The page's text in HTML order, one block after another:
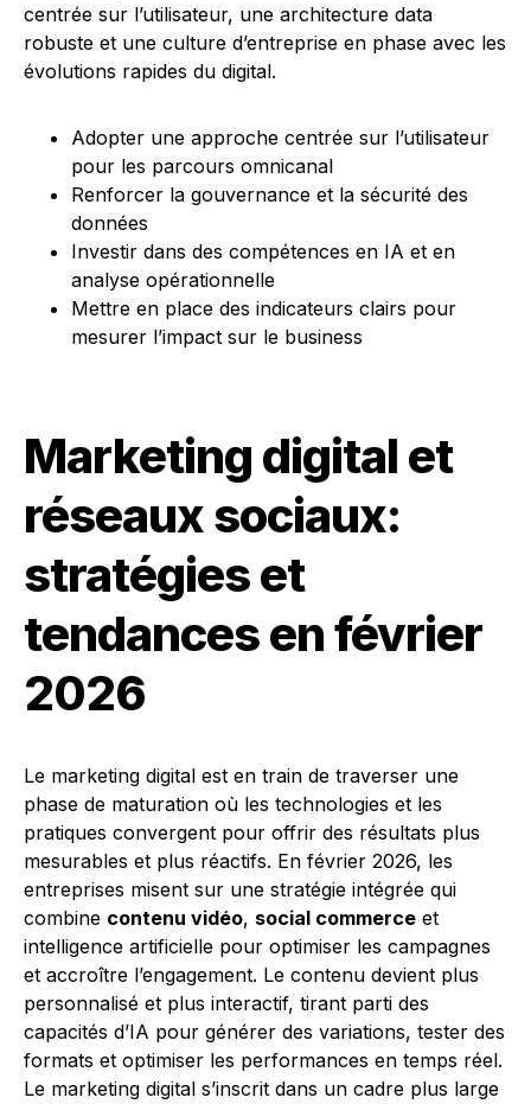
centrée sur l’utilisateur, une architecture data
robuste et une culture d’entreprise en phase avec les
évolutions rapides du digital.
Adopter une approche centrée sur l’utilisateur
pour les parcours omnicanal
Renforcer la gouvernance et la sécurité des
données
Investir dans des compétences en IA et en
analyse opérationnelle
Mettre en place des indicateurs clairs pour
mesurer l’impact sur le business
Marketing digital et
réseaux sociaux:
stratégies et
tendances en février
2026
Le marketing digital est en train de traverser une
phase de maturation où les technologies et les
pratiques convergent pour offrir des résultats plus
mesurables et plus réactifs. En février 2026, les
entreprises misent sur une stratégie intégrée qui
combine contenu vidéo, social commerce et
intelligence artificielle pour optimiser les campagnes
et accroître l’engagement. Le contenu devient plus
personnalisé et plus interactif, tirant parti des
capacités d’IA pour générer des variations, tester des
formats et optimiser les performances en temps réel.
Le marketing digital s’inscrit dans un cadre plus large